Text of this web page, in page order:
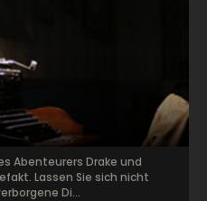
Abenteurers Drake und
Lassen Sie sich nicht
Di...